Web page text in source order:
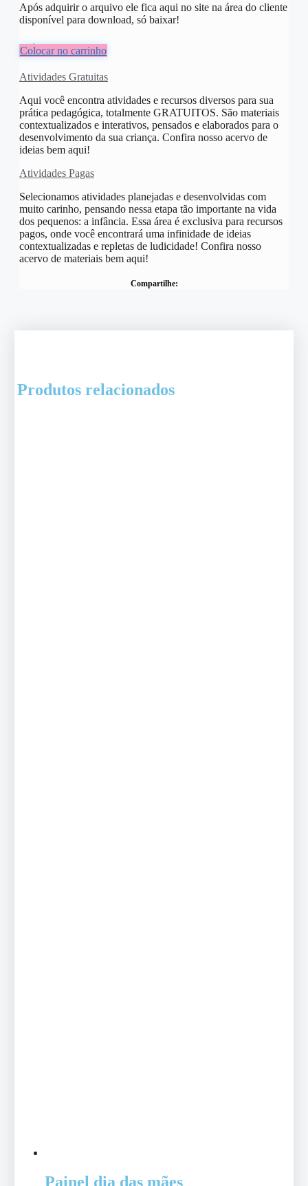
Após adquirir o arquivo ele fica aqui no site na área do cliente
disponível para download, só baixar!
R$8,00
Colocar no carrinho
Atividades Gratuitas
Aqui você encontra atividades e recursos diversos para sua
prática pedagógica, totalmente GRATUITOS. São materiais
contextualizados e interativos, pensados e elaborados para o
desenvolvimento da sua criança. Confira nosso acervo de
ideias bem aqui!
Atividades Pagas
Selecionamos atividades planejadas e desenvolvidas com
muito carinho, pensando nessa etapa tão importante na vida
dos pequenos: a infância. Essa área é exclusiva para recursos
pagos, onde você encontrará uma infinidade de ideias
contextualizadas e repletas de ludicidade! Confira nosso
acervo de materiais bem aqui!
Compartilhe:
Produtos relacionados
Painel dia das mães